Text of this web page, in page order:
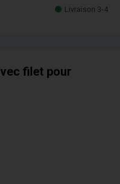
Livraison 3-4
filet pour